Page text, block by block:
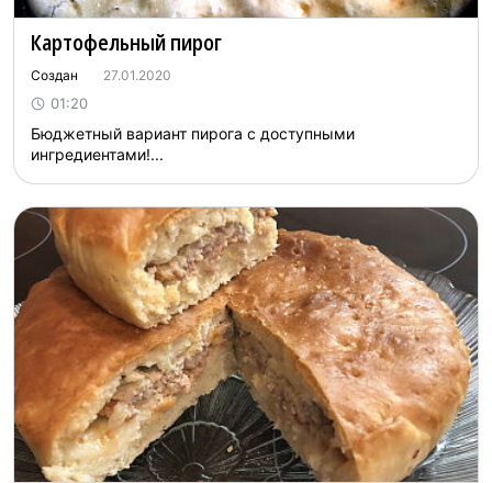
Картофельный пирог
Создан 27.01.2020
01:20
Бюджетный вариант пирога с доступными
ингредиентами!...